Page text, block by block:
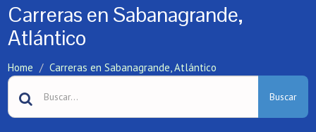
Carreras en Sabanagrande,
Atlántico
Home Carreras en Sabanagrande, Atlántico
Buscar